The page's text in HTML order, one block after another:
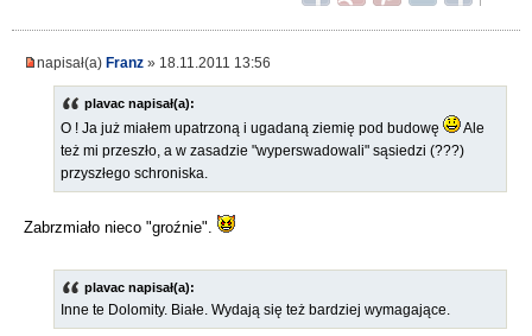
napisał(a) Franz » 18.11.2011 13:56
plavac napisał(a):
O ! Ja już miałem upatrzoną i ugadaną ziemię pod budowę
Ale
też mi przeszło, a w zasadzie "wyperswadowali" sąsiedzi (???)
przyszłego schroniska.
Zabrzmiało nieco "groźnie".
plavac napisał(a):
Inne te Dolomity. Białe. Wydają się też bardziej wymagające.